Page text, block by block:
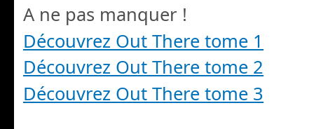
A ne pas manquer !
Découvrez Out There tome 1
Découvrez Out There tome 2
Découvrez Out There tome 3